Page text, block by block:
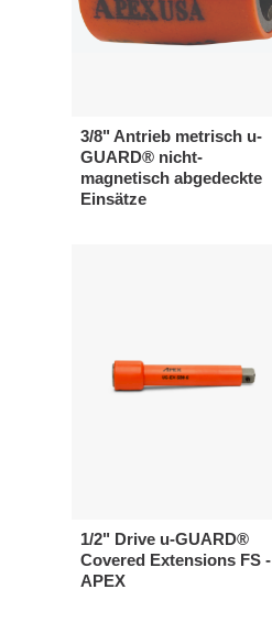
3/8" Antrieb metrisch u-
GUARD® nicht-
magnetisch abgedeckte
Einsätze
1/2" Drive u-GUARD®
Covered Extensions FS -
APEX